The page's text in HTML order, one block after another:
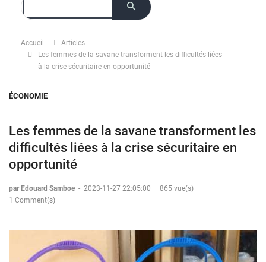
Accueil
Articles
Les femmes de la savane transforment les difficultés liées
à la crise sécuritaire en opportunité
ÉCONOMIE
Les femmes de la savane transforment les
difficultés liées à la crise sécuritaire en
opportunité
par Edouard Samboe - 2023-11-27 22:05:00
865 vue(s)
1 Comment(s)